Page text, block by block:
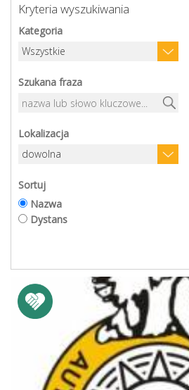
Kryteria wyszukiwania
Kategoria
Szukana fraza
Lokalizacja
Sortuj
Nazwa
Dystans